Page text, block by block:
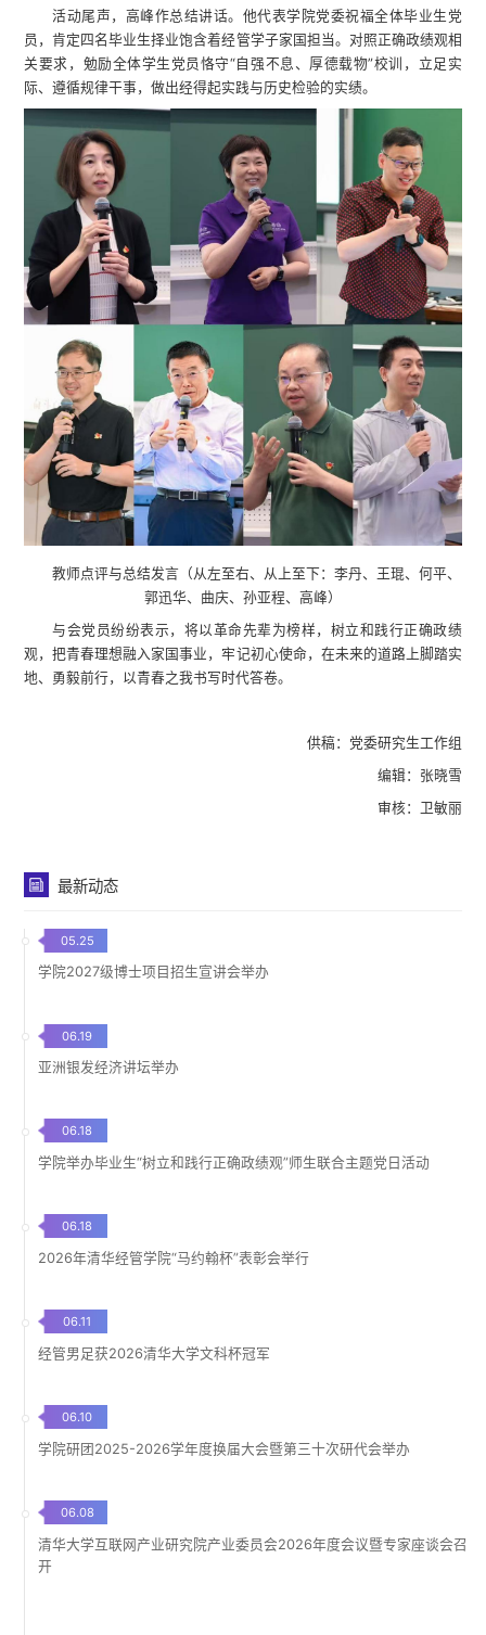
活动尾声，高峰作总结讲话。他代表学院党委祝福全体毕业生党
员，肯定四名毕业生择业饱含着经管学子家国担当。对照正确政绩观相
关要求，勉励全体学生党员恪守“自强不息、厚德载物”校训，立足实
际、遵循规律干事，做出经得起实践与历史检验的实绩。
教师点评与总结发言（从左至右、从上至下：李丹、王琨、何平、
郭迅华、曲庆、孙亚程、高峰）
与会党员纷纷表示，将以革命先辈为榜样，树立和践行正确政绩
观，把青春理想融入家国事业，牢记初心使命，在未来的道路上脚踏实
地、勇毅前行，以青春之我书写时代答卷。
供稿：党委研究生工作组
编辑：张晓雪
审核：卫敏丽
最新动态
05.25
学院2027级博士项目招生宣讲会举办
06.19
亚洲银发经济讲坛举办
06.18
学院举办毕业生“树立和践行正确政绩观”师生联合主题党日活动
06.18
2026年清华经管学院“马约翰杯”表彰会举行
06.11
经管男足获2026清华大学文科杯冠军
06.10
学院研团2025-2026学年度换届大会暨第三十次研代会举办
06.08
清华大学互联网产业研究院产业委员会2026年度会议暨专家座谈会召
开